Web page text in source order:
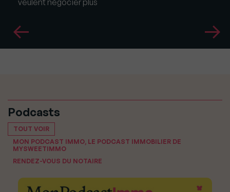
Podcasts
TOUT VOIR
MON PODCAST IMMO, LE PODCAST IMMOBILIER DE
MYSWEETIMMO
RENDEZ-VOUS DU NOTAIRE